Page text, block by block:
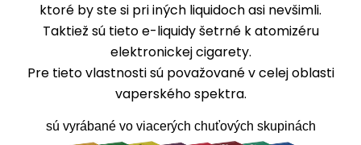
ktoré by ste si pri iných liquidoch asi nevšimli.
Taktiež sú tieto e-liquidy šetrné k atomizéru
elektronickej cigarety.
Pre tieto vlastnosti sú považované v celej oblasti
vaperského spektra.
sú vyrábané vo viacerých chuťových skupinách